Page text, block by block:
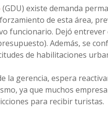
(GDU) existe demanda
de esta área,
funcionario. Dejó entrever
Además, se
de habilitaciones
la gerencia, espera
ya que muchos
para recibir turistas.